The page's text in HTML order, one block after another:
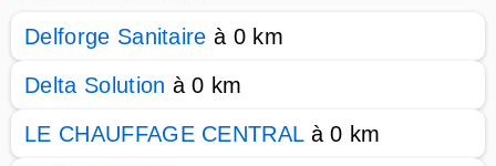
Delforge Sanitaire à 0 km
Delta Solution à 0 km
LE CHAUFFAGE CENTRALà 0 km